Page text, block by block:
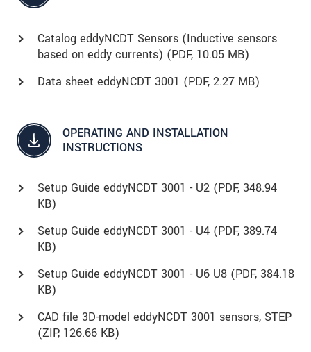
Catalog eddyNCDT Sensors (Inductive sensors
based on eddy currents) (PDF, 10.05 MB)
Data sheet eddyNCDT 3001 (PDF, 2.27 MB)
OPERATING AND INSTALLATION
INSTRUCTIONS
Setup Guide eddyNCDT 3001 - U2 (PDF, 348.94
KB)
Setup Guide eddyNCDT 3001 - U4 (PDF, 389.74
KB)
Setup Guide eddyNCDT 3001 - U6 U8 (PDF, 384.18
KB)
CAD file 3D-model eddyNCDT 3001 sensors, STEP
(ZIP, 126.66 KB)